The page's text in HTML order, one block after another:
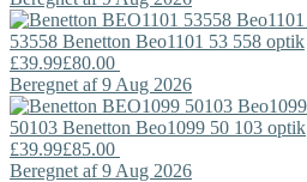
53558 Benetton Beo1101 53 558 optik
£39.99£80.00
Beregnet af 9 Aug 2026
50103 Benetton Beo1099 50 103 optik
£39.99£85.00
Beregnet af 9 Aug 2026